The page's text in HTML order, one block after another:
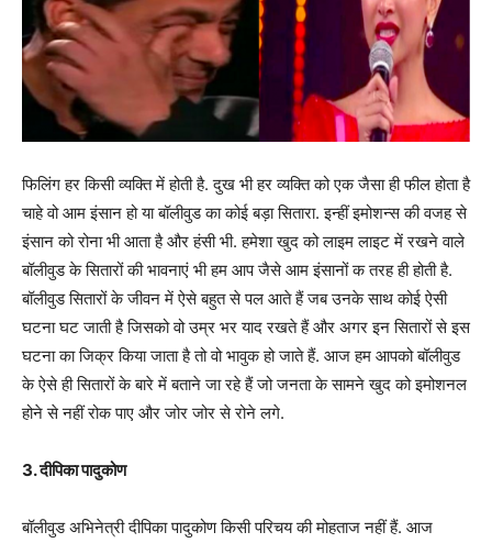
फिलिंग हर किसी व्यक्ति में होती है. दुख भी हर व्यक्ति को एक जैसा ही फील होता है
चाहे वो आम इंसान हो या बॉलीवुड का कोई बड़ा सितारा. इन्हीं इमोशन्स की वजह से
इंसान को रोना भी आता है और हंसी भी. हमेशा खुद को लाइम लाइट में रखने वाले
बॉलीवुड के सितारों की भावनाएं भी हम आप जैसे आम इंसानों क तरह ही होती है.
बॉलीवुड सितारों के जीवन में ऐसे बहुत से पल आते हैं जब उनके साथ कोई ऐसी
घटना घट जाती है जिसको वो उम्र भर याद रखते हैं और अगर इन सितारों से इस
घटना का जिक्र किया जाता है तो वो भावुक हो जाते हैं. आज हम आपको बॉलीवुड
के ऐसे ही सितारों के बारे में बताने जा रहे हैं जो जनता के सामने खुद को इमोशनल
होने से नहीं रोक पाए और जोर जोर से रोने लगे.
3. दीपिका पादुकोण
बॉलीवुड अभिनेत्री दीपिका पादुकोण किसी परिचय की मोहताज नहीं हैं. आज